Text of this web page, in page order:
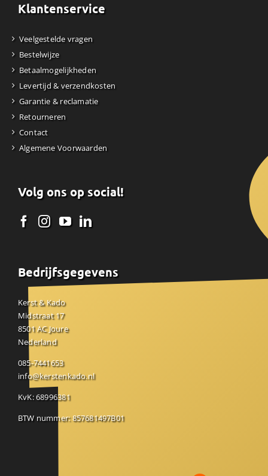
Klantenservice
Veelgestelde vragen
Bestelwijze
Betaalmogelijkheden
Levertijd & verzendkosten
Garantie & reclamatie
Retourneren
Contact
Algemene Voorwaarden
Volg ons op social!
Bedrijfsgegevens
Kerst & Kado
Midstraat 17
8501 AC Joure
Nederland
085-7441653
info@kerstenkado.nl
KvK: 68996381
BTW nummer: 857681497B01